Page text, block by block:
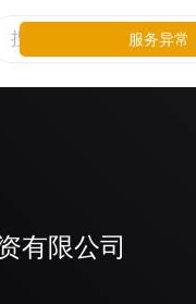
有限公司
服务异常